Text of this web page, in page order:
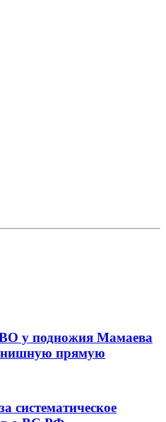
у подножия Мамаева
прямую
систематическое